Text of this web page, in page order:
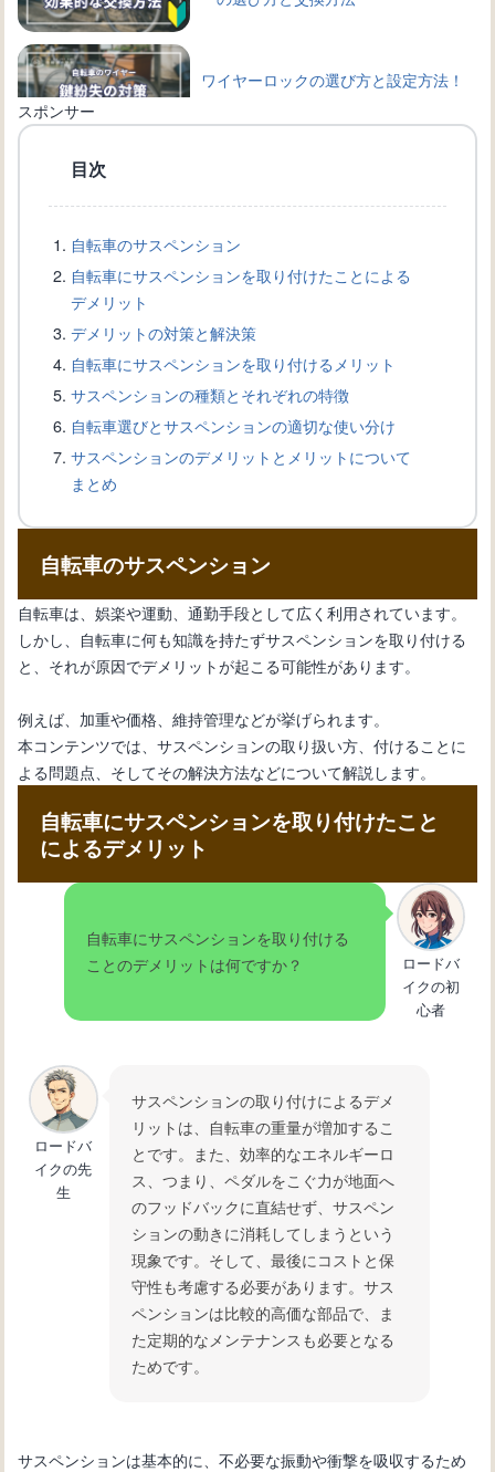
ワイヤーロックの選び方と設定方法！
順と必要道具を詳しく解説
の選び方と交換方法を解説
自転車盗難から身を守る！ワイヤーロ
ックの選び方と使い方
自転車初心者のためのメンテナンス
術：変速機のワイヤー交換
自転車の内装変速機の仕組みとメンテ
ナンス方法を理解しよう
自転車の変速機が動かない：その原因
自転車の変速機の使い方：基本操作と
効果的なギア選択法
自転車初心者必見！変速機の仕組みと
使い方を徹底解説
スポンサー
目次
自転車のサスペンション
自転車にサスペンションを取り付けたことによる
デメリット
デメリットの対策と解決策
自転車にサスペンションを取り付けるメリット
サスペンションの種類とそれぞれの特徴
自転車選びとサスペンションの適切な使い分け
サスペンションのデメリットとメリットについて
まとめ
自転車のサスペンション
自転車は、娯楽や運動、通勤手段として広く利用されています。
しかし、自転車に何も知識を持たずサスペンションを取り付ける
と、それが原因でデメリットが起こる可能性があります。
例えば、加重や価格、維持管理などが挙げられます。
本コンテンツでは、サスペンションの取り扱い方、付けることに
よる問題点、そしてその解決方法などについて解説します。
自転車にサスペンションを取り付けたこと
によるデメリット
自転車にサスペンションを取り付ける
ことのデメリットは何ですか？
ロードバ
イクの初
心者
ロードバ
イクの先
生
サスペンションの取り付けによるデメ
リットは、自転車の重量が増加するこ
とです。また、効率的なエネルギーロ
ス、つまり、ペダルをこぐ力が地面へ
のフッドバックに直結せず、サスペン
ションの動きに消耗してしまうという
現象です。そして、最後にコストと保
守性も考慮する必要があります。サス
ペンションは比較的高価な部品で、ま
た定期的なメンテナンスも必要となる
ためです。
サスペンションは基本的に、不必要な振動や衝撃を吸収するため